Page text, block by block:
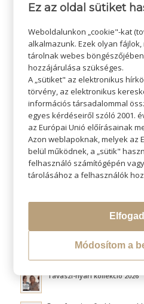
KERESÉS
LEGÚJABB BLOGOK
Hővédelem hajformázás
Fluffy hair és a légies
Tavaszi-nyári kollekció 2026
Ez az oldal sütiket
Weboldalunkon „cookie"-kat
alkalmazunk. Ezek olyan
tárolnak webes
hozzájárulása szükséges.
A „sütiket" az elektronikus
törvény, az elektronikus
információs társadalommal
egyes kérdéseiről szóló 2001.
az Európai Unió előírásainak
Azon weblapoknak, melyek az
belül működnek, a „sütik"
felhasználó számítógépén
tárolásához a felhasználók
Módosítom a